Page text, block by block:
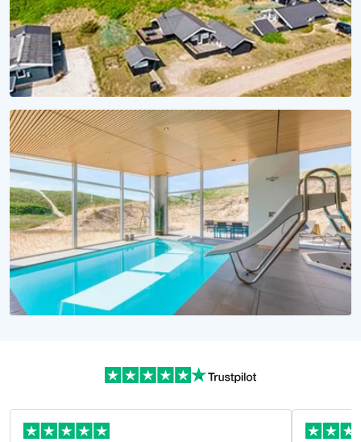
KLEINER PREIS, MEER ERLEBEN
Urlaub unter 1000 Euro
Günstige Ferienhäuser jetzt buchen!
Alle Ferienhäuser mit Pool hier!